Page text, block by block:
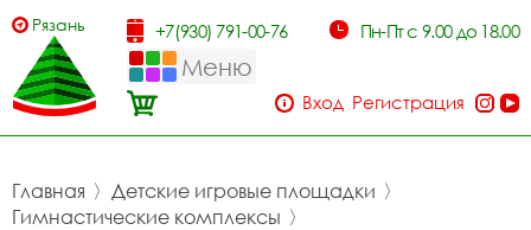
Рязань +7(930) 791-00-76 Пн-Пт с 9.00 до 18.00
Меню
Вход Регистрация
Главная 〉 Детские игровые площадки 〉
Гимнастические комплексы 〉